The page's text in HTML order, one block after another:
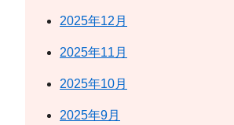
2025年12月
2025年11月
2025年10月
2025年9月